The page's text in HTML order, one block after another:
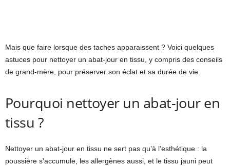
Mais que faire lorsque des taches apparaissent ? Voici quelques
astuces pour nettoyer un abat-jour en tissu, y compris des conseils
de grand-mère, pour préserver son éclat et sa durée de vie.
Pourquoi nettoyer un abat-jour en
tissu ?
Nettoyer un abat-jour en tissu ne sert pas qu’à l’esthétique : la
poussière s’accumule, les allergènes aussi, et le tissu jauni peut